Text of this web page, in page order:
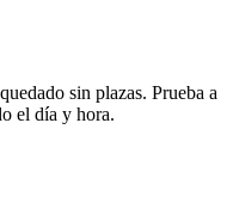
sin plazas. Prueba a
el día y hora.